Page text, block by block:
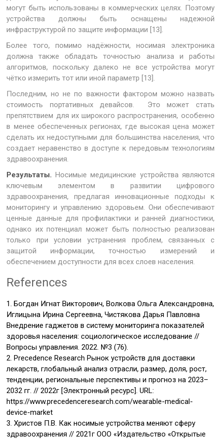
могут быть использованы в коммерческих целях. Поэтому
устройства должны быть оснащены надежной
инфраструктурой по защите информации [13].
Более того, помимо надёжности, носимая электроника
должна также обладать точностью анализа и работы
алгоритмов, поскольку далеко не все устройства могут
чётко измерить тот или иной параметр [13].
Последним, но не по важности фактором можно назвать
стоимость портативных девайсов. Это может стать
препятствием для их широкого распространения, особенно
в менее обеспеченных регионах, где высокая цена может
сделать их недоступными для большинства населения, что
создает неравенство в доступе к передовым технологиям
здравоохранения.
Результаты.Носимые медицинские устройства являются
ключевым элементом в развитии цифрового
здравоохранения, предлагая инновационные подходы к
мониторингу и управлению здоровьем. Они обеспечивают
ценные данные для профилактики и ранней диагностики,
однако их потенциал может быть полностью реализован
только при условии устранения проблем, связанных с
защитой информации, точностью измерений и
обеспечением доступности для всех слоев населения.
References
1. Богдан Игнат Викторович, Волкова Ольга Александровна,
Иглицына Ирина Сергеевна, Чистякова Дарья Павловна
Внедрение гаджетов в систему мониторинга показателей
здоровья населения: социологическое исследование //
Вопросы управления. 2022. №3 (76).
2. Precedence Research Рынок устройств для доставки
лекарств, глобальный анализ отрасли, размер, доля, рост,
тенденции, региональные перспективы и прогноз на 2023–
2032 гг. // 2022г [Электронный ресурс]. URL:
https://www.precedenceresearch.com/wearable-medical-
device-market
3. Христов П.В. Как носимые устройства меняют сферу
здравоохранения // 2021г ООО «Издательство «Открытые